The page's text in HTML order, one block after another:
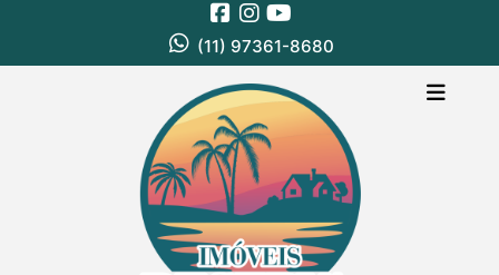
(11) 97361-8680